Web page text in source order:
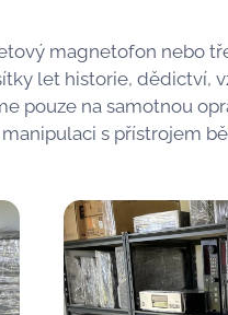
magnetofon nebo
let historie, dědictví,
pouze na samotnou
s přístrojem